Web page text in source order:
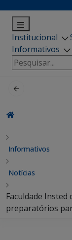
Institucional
Informativos
Pesquisar
por:
Informativos
Notícias
Faculdade
preparatórios